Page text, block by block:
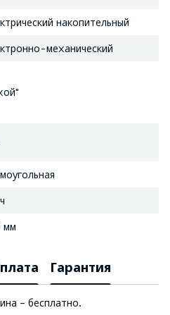
накопительный
механический
мм
Гарантия
– бесплатно.